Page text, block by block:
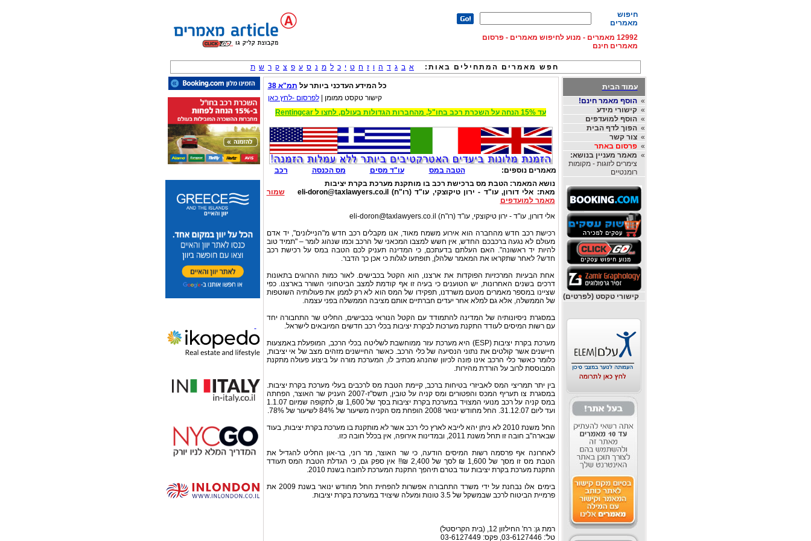
חיפוש
מאמרים
12992 מאמרים - מנוע לחיפוש מאמרים - פרסום
מאמרים חינם
חפש מאמרים המתחילים באות: א ב ג ד ה ו ז ח ט י כ ל מ נ ס ע פ צ ק ר ש ת
עמוד הבית
»הוסף מאמר חינם!
»קישורי מידע
»הוסף למועדפים
»הפוך לדף הבית
»צור קשר
»פרסום באתר
» מאמר מעניין בנושא:
צימרים לזוגות - מקומות
רומנטיים
קישורי טקסט (לפרטים)
כל המידע העדכני ביותר על תמ"א 38
קישור טקסט ממומן |לפרסום -לחץ כאן
עד 15% הנחה על השכרת רכב בחו"ל, מהחברות הגדולות בעולם, לחצו ל Rentingcar
מאמרים נוספים: הטבה במס עו"ד מסים מס הכנסה
רכב
נושא המאמר:הטבת מס ברכישת רכב בו מותקנת מערכת בקרת יציבות
מאת: אלי דורון, עו"ד - ירון טיקוצקי, עו"ד (רו"ח) eli-doron@taxlawyers.co.il
שמור
מאמר למועדפים
אלי דורון, עו"ד - ירון טיקוצקי, עו"ד (רו"ח) eli-doron@taxlawyers.co.il
רכישת רכב חדש מהחברה הוא אירוע משמח מאוד, אנו מקבלים רכב חדש מ"הניילונים", יד אדם
מעולם לא נגעה ברכבכם החדש, אין חשש למצבו המכאני של הרכב וכמו שנהוג לומר – "תמיד טוב
להיות יד ראשונה". האם העלתם בדעתכם, כי המדינה תעניק לכם הטבה במס על רכישת רכב
חדש? לאחר שתקראו את המאמר שלהלן, תופתעו לגלות כי אכן כך הדבר.
אחת הבעיות המרכזיות הפוקדות את ארצנו, הוא הקטל בכבישים. לאור כמות ההרוגים בתאונות
דרכים בשנים האחרונות, יש הטוענים כי בעיה זו אף קודמת למצב הביטחוני השורר בארצנו. כפי
שציינו במספר מאמרים מטעם משרדנו, תפקידו של המס הוא לא רק לממן את פעולותיה השוטפות
של הממשלה, אלא גם למלא אחר יעדים חברתיים אותם מציבה הממשלה בפני עצמה.
במסגרת ניסיונותיה של המדינה להתמודד עם הקטל הנוראי בכבישים, החליט שר התחבורה יחד
עם רשות המיסים לעודד התקנת מערכות לבקרת יציבות בכלי רכב חדשים המיובאים לישראל.
מערכת בקרת יציבות (ESP) היא מערכת עזר ממוחשבת לשליטה בכלי הרכב, המופעלת באמצעות
חיישנים אשר קולטים את נתוני הנסיעה של כלי הרכב. כאשר החיישנים מזהים מצב של אי יציבות,
כלומר כאשר כלי הרכב אינו פונה לכיוון שהנהג מכתיב לו, המערכת מורה על ביצוע פעולה מתקנת
המבוססת לרוב על הורדת מהירות.
בין יתר תמריצי המס לאביזרי בטיחות ברכב, קיימת הטבת מס לרכבים בעלי מערכת בקרת יציבות.
במסגרת צו תעריף המכס והפטורים ומס קניה על טובין, תשס"ז-2007 העניק שר האוצר, הפחתה
במס קניה על רכב מנועי המצויד במערכת בקרת יציבות בסך של 1,600 ₪, לתקופה שמיום 1.1.07
ועד ליום 31.12.07. החל מחודש ינואר 2008 הופחת מס הקניה משיעור של 84% לשיעור של 78%.
החל משנת 2010 לא ניתן יהא לייבא לארץ כלי רכב אשר לא מותקנת בו מערכת בקרת יציבות, בעוד
שבארה"ב חובה זו תחל משנת 2011, ובמדינות אירופה, אין בכלל חובה כזו.
לאחרונה אף פרסמה רשות המיסים הודעה, כי שר האוצר, מר רוני, בר-און החליט להגדיל את
הטבת מס זו מסך של 1,600 ₪ לסך של 2,400 ₪!! אין ספק גם, כי הגדלת הטבת המס תעודד
התקנת מערכת בקרת יציבות עוד בטרם תיהפך התקנת המערכת לחובה בשנת 2010.
בימים אלו נבחנת על ידי משרד התחבורה אפשרות להפחית החל מחודש ינואר בשנת 2009 את
פרמיית הביטוח לרכב שבמשקל של 3.5 טונות ומעלה שיצויד במערכת בקרת יציבות.
רמת גן: רח' החילזון 12, (בית הקריסטל)
טל': 03-6127446, פקס: 03-6127449